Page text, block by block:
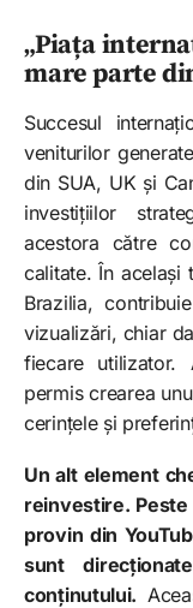
„Piața
mare parte
Succesul
veniturilor
din SUA, UK și
investițiilor
acestora către
calitate. În același
Brazilia,
vizualizări, chiar
fiecare utilizator.
permis crearea
cerințele și
Un alt element
reinvestire.
provin din
sunt
conținutului.